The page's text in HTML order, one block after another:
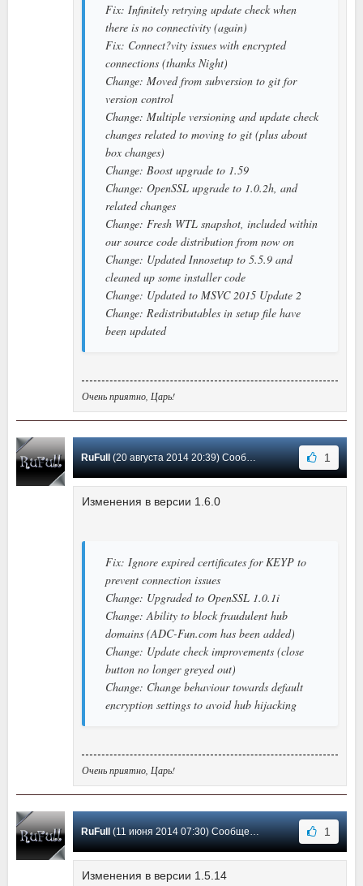
Fix: Infinitely retrying update check when
there is no connectivity (again)
Fix: Connect?vity issues with encrypted
connections (thanks Night)
Change: Moved from subversion to git for
version control
Change: Multiple versioning and update check
changes related to moving to git (plus about
box changes)
Change: Boost upgrade to 1.59
Change: OpenSSL upgrade to 1.0.2h, and
related changes
Change: Fresh WTL snapshot, included within
our source code distribution from now on
Change: Updated Innosetup to 5.5.9 and
cleaned up some installer code
Change: Updated to MSVC 2015 Update 2
Change: Redistributables in setup file have
been updated
Очень приятно, Царь!
RuFull(20 августа 2014 20:39) Сообщение #27 1
Изменения в версии 1.6.0
Fix: Ignore expired certificates for KEYP to
prevent connection issues
Change: Upgraded to OpenSSL 1.0.1i
Change: Ability to block fraudulent hub
domains (ADC-Fun.com has been added)
Change: Update check improvements (close
button no longer greyed out)
Change: Change behaviour towards default
encryption settings to avoid hub hijacking
Очень приятно, Царь!
RuFull(11 июня 2014 07:30) Сообщение #26 1
Изменения в версии 1.5.14